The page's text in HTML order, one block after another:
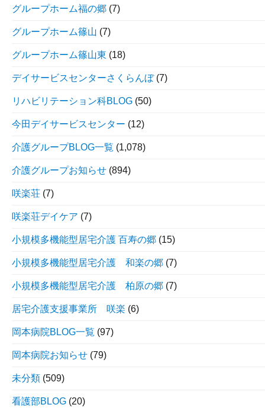
グループホーム福の郷 (7)
グループホーム篠山 (7)
グループホーム篠山東 (18)
デイサービスセンターさくらんぼ(7)
リハビリテーション科BLOG (50)
今田デイサービスセンター (12)
介護グループBLOG一覧 (1,078)
介護グループお知らせ (894)
咲楽荘 (7)
咲楽荘デイケア (7)
小規模多機能型居宅介護 百寿の郷 (15)
小規模多機能型居宅介護 和楽の郷 (7)
小規模多機能型居宅介護 柏原の郷 (7)
居宅介護支援事業所 咲楽 (6)
岡本病院BLOG一覧 (97)
岡本病院お知らせ (79)
未分類 (509)
看護部BLOG (20)